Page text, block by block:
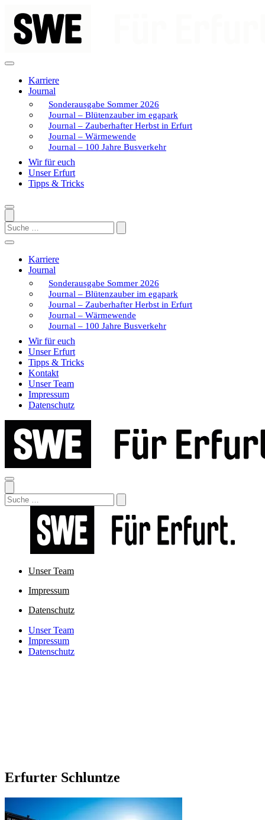
Inhalt
springen
Karriere
Journal
Sonderausgabe Sommer 2026
Journal – Blütenzauber im egapark
Journal – Zauberhafter Herbst in Erfurt
Journal – Wärmewende
Journal – 100 Jahre Busverkehr
Wir für euch
Unser Erfurt
Tipps & Tricks
Search
Karriere
Journal
Sonderausgabe Sommer 2026
Journal – Blütenzauber im egapark
Journal – Zauberhafter Herbst in Erfurt
Journal – Wärmewende
Journal – 100 Jahre Busverkehr
Wir für euch
Unser Erfurt
Tipps & Tricks
Kontakt
Unser Team
Impressum
Datenschutz
Search
Unser Team
Impressum
Datenschutz
Unser Team
Impressum
Datenschutz
Erfurter Schluntze